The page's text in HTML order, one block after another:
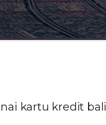
kartu kredit bali